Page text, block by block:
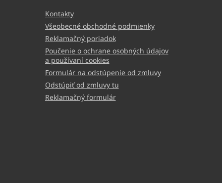
Kontakty
Všeobecné obchodné podmienky
Reklamačný poriadok
Poučenie o ochrane osobných údajov
a používaní cookies
Formulár na odstúpenie od zmluvy
Odstúpiť od zmluvy tu
Reklamačný formulár